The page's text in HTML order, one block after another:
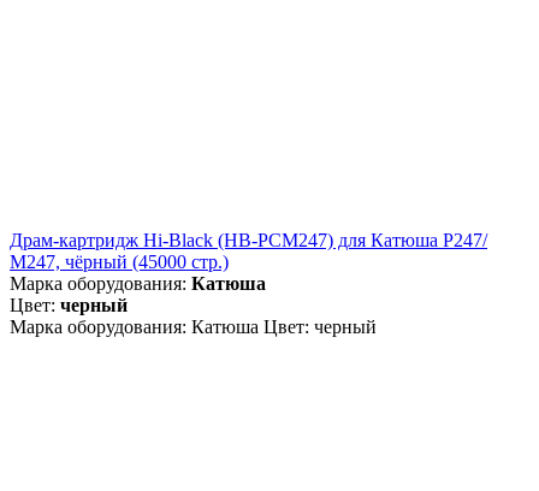
Драм-картридж Hi-Black (HB-PCM247) для Катюша P247/
M247, чёрный (45000 стр.)
Марка оборудования: Катюша
Цвет: черный
Марка оборудования: Катюша Цвет: черный